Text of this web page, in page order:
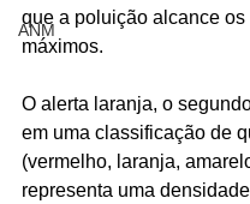
ANM
que a poluição alcance os
máximos.
O alerta laranja, o
em uma classificação de
(vermelho, laranja,
representa uma